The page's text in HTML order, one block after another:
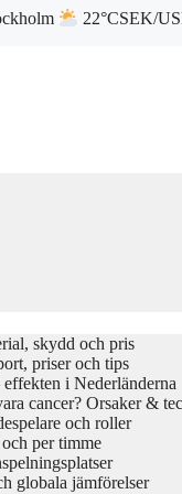
22°CSEK/
skydd och pris
priser och tips
i Nederländerna
cancer? Orsaker &
och roller
per timme
globala jämförelser